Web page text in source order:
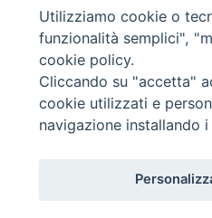
70056 Molfetta (BA)
Utilizziamo cookie o
funzionalità semplici",
cookie policy.
Cliccando su "accetta"
cookie utilizzati e
navigazione installando